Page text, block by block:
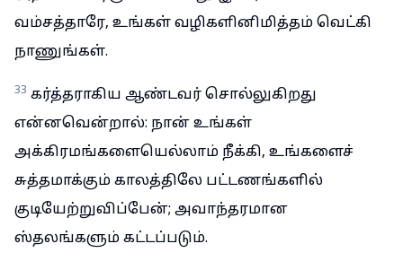
வம்சத்தாரே, உங்கள் வழிகளினிமித்தம் வெட்கி
நாணுங்கள்.
33 கர்த்தராகிய ஆண்டவர் சொல்லுகிறது
என்னவென்றால்: நான் உங்கள்
அக்கிரமங்களையெல்லாம் நீக்கி, உங்களைச்
சுத்தமாக்கும் காலத்திலே பட்டணங்களில்
குடியேற்றுவிப்பேன்; அவாந்தரமான
ஸ்தலங்களும் கட்டப்படும்.